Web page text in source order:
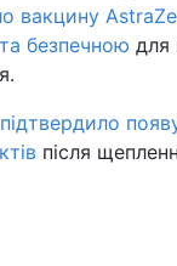
вакцину
безпечною для
підтвердило
після